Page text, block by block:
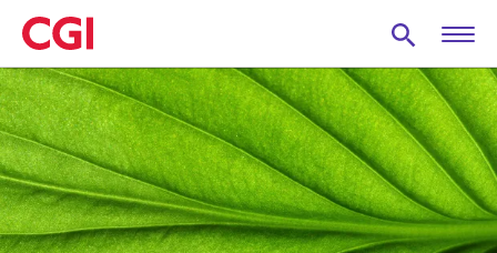
Skip
to
main
content